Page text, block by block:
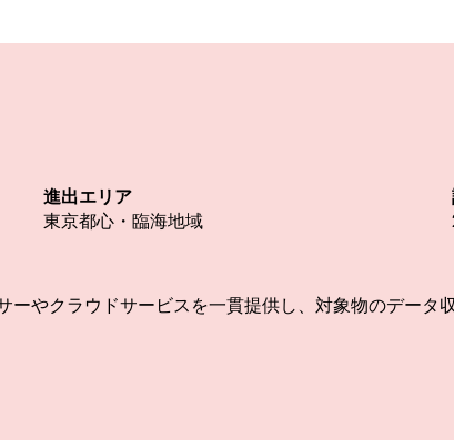
進出エリア
東京都心・臨海地域
やクラウドサービスを一貫提供し、対象物のデータ